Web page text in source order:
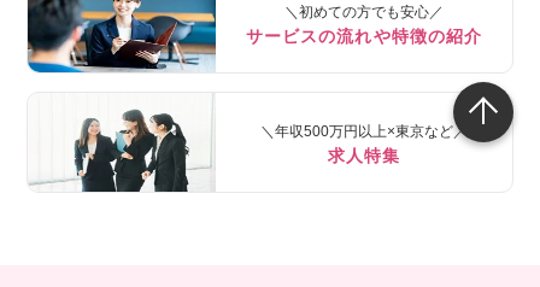
＼初めての方でも安心／
サービスの流れや特徴の紹介
＼年収500万円以上×東京など／
求人特集